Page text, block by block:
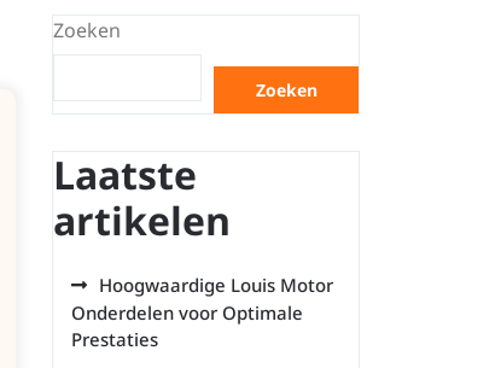
Zoeken
Zoeken
Laatste
artikelen
Hoogwaardige Louis Motor
Onderdelen voor Optimale
Prestaties